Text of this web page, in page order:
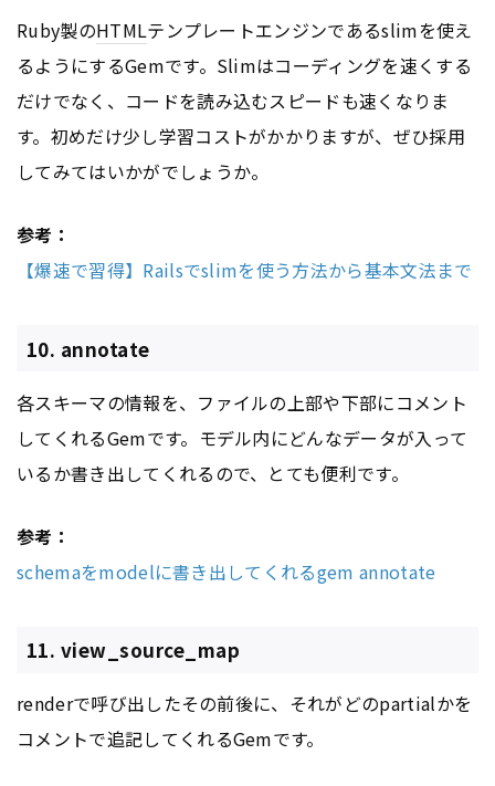
Ruby製のHTMLテンプレートエンジンであるslimを使え
るようにするGemです。Slimはコーディングを速くする
だけでなく、コードを読み込むスピードも速くなりま
す。初めだけ少し学習コストがかかりますが、ぜひ採用
してみてはいかがでしょうか。
参考：
【爆速で習得】Railsでslimを使う方法から基本文法まで
10. annotate
各スキーマの情報を、ファイルの上部や下部にコメント
してくれるGemです。モデル内にどんなデータが入って
いるか書き出してくれるので、とても便利です。
参考：
schemaをmodelに書き出してくれるgem annotate
11. view_source_map
renderで呼び出したその前後に、それがどのpartialかを
コメントで追記してくれるGemです。